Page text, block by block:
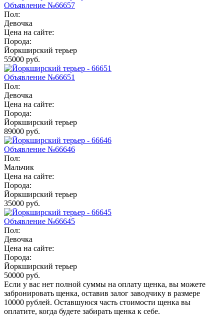
Объявление №66657
Пол:
Девочка
Цена на сайте:
Порода:
Йоркширский терьер
55000 руб.
Объявление №66651
Пол:
Девочка
Цена на сайте:
Порода:
Йоркширский терьер
89000 руб.
Объявление №66646
Пол:
Мальчик
Цена на сайте:
Порода:
Йоркширский терьер
35000 руб.
Объявление №66645
Пол:
Девочка
Цена на сайте:
Порода:
Йоркширский терьер
50000 руб.
Если у вас нет полной суммы на оплату щенка, вы можете
забронировать щенка, оставив залог заводчику в размере
10000 рублей. Оставшуюся часть стоимости щенка вы
оплатите, когда будете забирать щенка к себе.